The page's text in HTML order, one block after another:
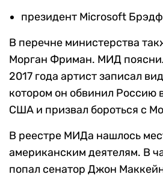
президент Microsoft
В перечне министерства
Морган Фриман. МИД
2017 года артист записал
котором он обвинил Россию
США и призвал бороться с
В реестре МИДа нашлось
американским деятелям. В
попал сенатор Джон